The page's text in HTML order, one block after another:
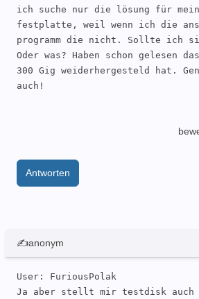
ich suche nur die lösung für
festplatte, weil wenn ich die
programm die nicht. Sollte ich
Oder was? Haben schon gelesen
300 Gig weiderhergesteld hat.
auch!
Antworten
✍anonym
User: FuriousPolak
Ja aber stellt mir testdisk auch